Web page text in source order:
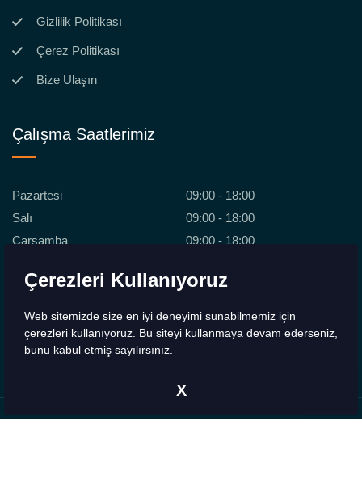
Çerezleri Kullanıyoruz
Web sitemizde size en iyi deneyimi sunabilmemiz için
çerezleri kullanıyoruz. Bu siteyi kullanmaya devam ederseniz,
bunu kabul etmiş sayılırsınız.
X
Gizlilik Politikası
Çerez Politikası
Bize Ulaşın
Çalışma Saatlerimiz
Pazartesi
09:00 - 18:00
Salı
09:00 - 18:00
Çarşamba
09:00 - 18:00
Cuma
09:00 - 18:00
Pazar
Kapalı